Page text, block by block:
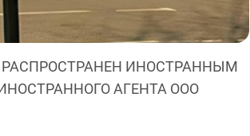
ИНОСТРАННЫМ
АГЕНТА ООО